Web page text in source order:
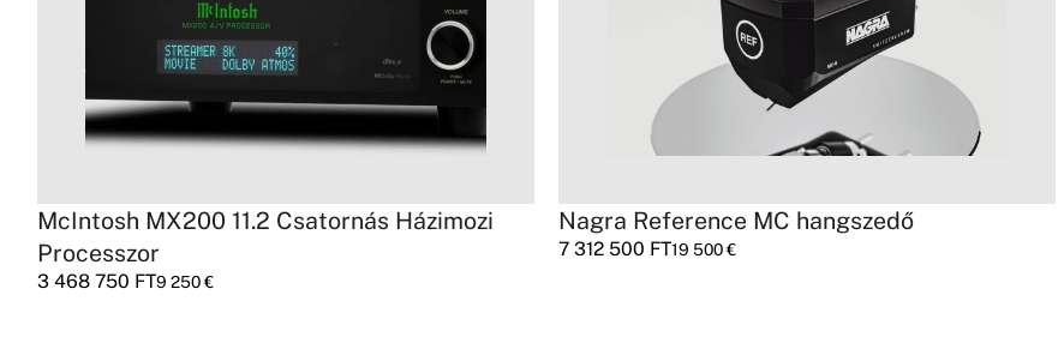
McIntosh MX200 11.2 Csatornás Házimozi
Processzor
3 468 750 FT9 250€
Nagra Reference MC hangszedő
7 312 500 FT19 500€